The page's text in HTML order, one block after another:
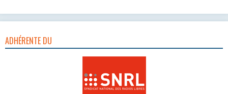
ADHÉRENTE DU